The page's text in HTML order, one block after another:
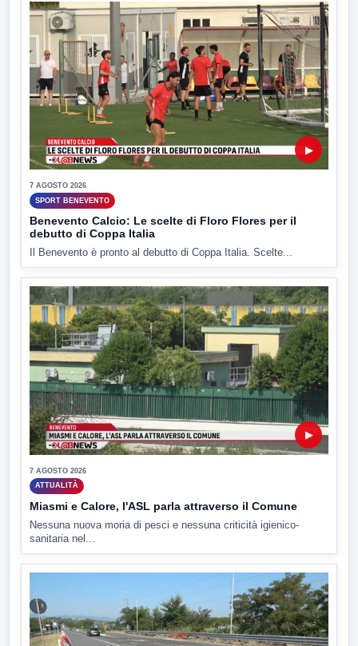
▶
7 AGOSTO 2026
SPORT BENEVENTO
Benevento Calcio: Le scelte di Floro Flores per il
debutto di Coppa Italia
Il Benevento è pronto al debutto di Coppa Italia. Scelte...
▶
7 AGOSTO 2026
ATTUALITÀ
Miasmi e Calore, l'ASL parla attraverso il Comune
Nessuna nuova moria di pesci e nessuna criticità igienico-
sanitaria nel...